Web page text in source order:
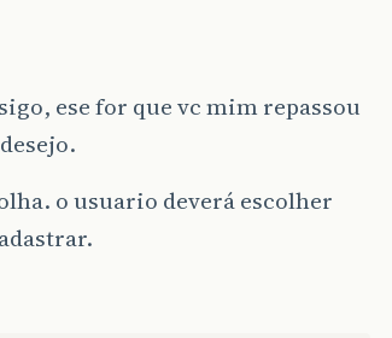
ese for que vc mim repassou
o usuario deverá escolher